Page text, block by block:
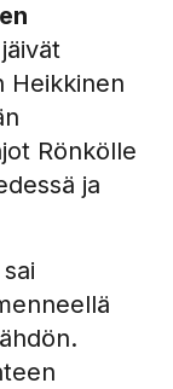
Heikkinen
Rönkölle
ja